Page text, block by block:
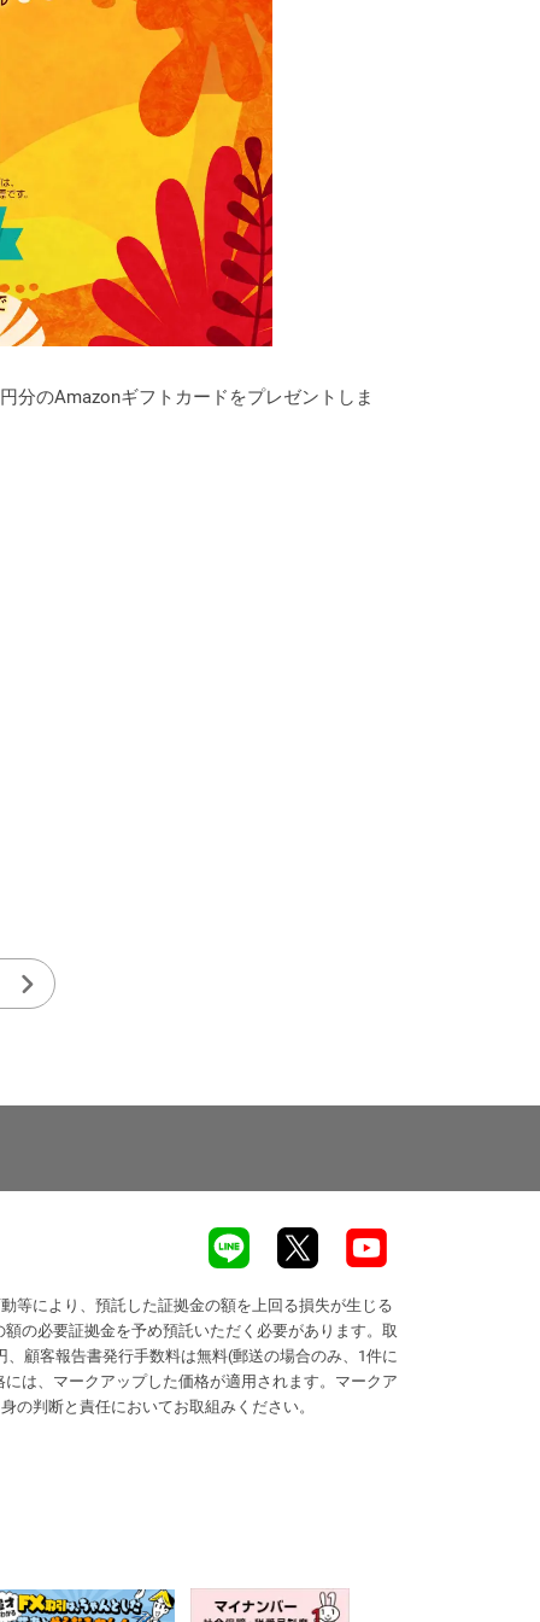
分のAmazonギフトカードをプレゼントしま
等により、預託した証拠金の額を上回る損失が生じる
の必要証拠金を予め預託いただく必要があります。取
顧客報告書発行手数料は無料(郵送の場合のみ、1件に
は、マークアップした価格が適用されます。マークア
の判断と責任においてお取組みください。